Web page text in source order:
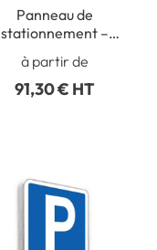
Panneau de
stationnement –
visiteurs
à partir de
91,30 € HT